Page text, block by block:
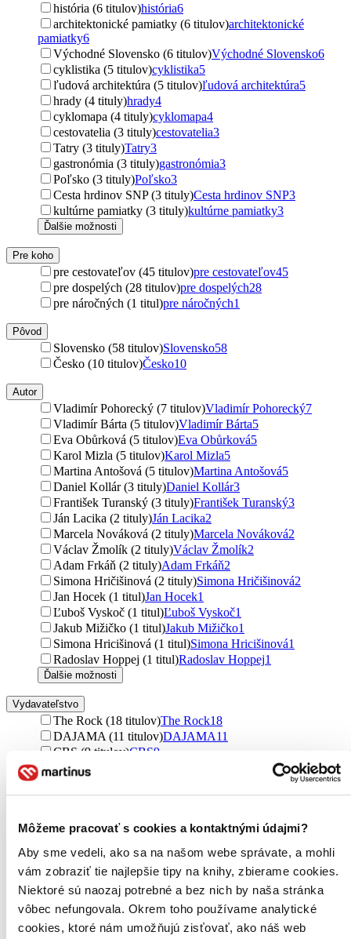
Môžeme pracovať s cookies a kontaktnými údajmi?
Aby sme vedeli, ako sa na našom webe správate, a mohli
vám zobraziť tie najlepšie tipy na knihy, zbierame cookies.
Niektoré sú naozaj potrebné a bez nich by naša stránka
vôbec nefungovala. Okrem toho používame analytické
cookies, ktoré nám umožňujú zisťovať, ako náš web
história (6 titulov)história6
architektonické pamiatky (6 titulov)architektonické
pamiatky6
Východné Slovensko (6 titulov)Východné Slovensko6
cyklistika (5 titulov)cyklistika5
ľudová architektúra (5 titulov)ľudová architektúra5
hrady (4 tituly)hrady4
cyklomapa (4 tituly)cyklomapa4
cestovatelia (3 tituly)cestovatelia3
Tatry (3 tituly)Tatry3
gastronómia (3 tituly)gastronómia3
Poľsko (3 tituly)Poľsko3
Cesta hrdinov SNP (3 tituly)Cesta hrdinov SNP3
kultúrne pamiatky (3 tituly)kultúrne pamiatky3
Ďalšie možnosti
Pre koho
pre cestovateľov (45 titulov)pre cestovateľov45
pre dospelých (28 titulov)pre dospelých28
pre náročných (1 titul)pre náročných1
Pôvod
Slovensko (58 titulov)Slovensko58
Česko (10 titulov)Česko10
Autor
Vladimír Pohorecký (7 titulov)Vladimír Pohorecký7
Vladimír Bárta (5 titulov)Vladimír Bárta5
Eva Obůrková (5 titulov)Eva Obůrková5
Karol Mizla (5 titulov)Karol Mizla5
Martina Antošová (5 titulov)Martina Antošová5
Daniel Kollár (3 tituly)Daniel Kollár3
František Turanský (3 tituly)František Turanský3
Ján Lacika (2 tituly)Ján Lacika2
Marcela Nováková (2 tituly)Marcela Nováková2
Václav Žmolík (2 tituly)Václav Žmolík2
Adam Frkáň (2 tituly)Adam Frkáň2
Simona Hričišinová (2 tituly)Simona Hričišinová2
Jan Hocek (1 titul)Jan Hocek1
Ľuboš Vyskoč (1 titul)Ľuboš Vyskoč1
Jakub Mižičko (1 titul)Jakub Mižičko1
Simona Hricišinová (1 titul)Simona Hricišinová1
Radoslav Hoppej (1 titul)Radoslav Hoppej1
Ďalšie možnosti
Vydavateľstvo
The Rock (18 titulov)The Rock18
DAJAMA (11 titulov)DAJAMA11
CBS (9 titulov)CBS9
Radioservis (7 titulov)
MAFRA Slovakia (4 tituly)MAFRA Slovakia4
Bookmedia (3 tituly)Bookmedia3
Bystriny (3 tituly)
Bystriny3
Naturu (3 tituly)
Olympia (2 tituly)Olympia 2
Česká televize (2 tituly)Česká televize2
srdcomposlovensku (2 tituly) srdcomposlovensku2
Ikar (1 titul)Ikar1